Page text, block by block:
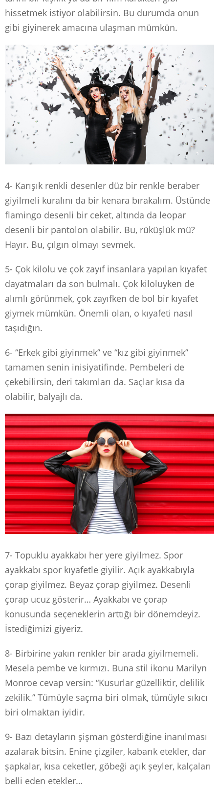
hissetmek istiyor olabilirsin. Bu durumda onun
gibi giyinerek amacına ulaşman mümkün.
4- Karışık renkli desenler düz bir renkle beraber
giyilmeli kuralını da bir kenara bırakalım. Üstünde
flamingo desenli bir ceket, altında da leopar
desenli bir pantolon olabilir. Bu, rüküşlük mü?
Hayır. Bu, çılgın olmayı sevmek.
5- Çok kilolu ve çok zayıf insanlara yapılan kıyafet
dayatmaları da son bulmalı. Çok kiloluyken de
alımlı görünmek, çok zayıfken de bol bir kıyafet
giymek mümkün. Önemli olan, o kıyafeti nasıl
taşıdığın.
6- “Erkek gibi giyinmek” ve “kız gibi giyinmek”
tamamen senin inisiyatifinde. Pembeleri de
çekebilirsin, deri takımları da. Saçlar kısa da
olabilir, balyajlı da.
7- Topuklu ayakkabı her yere giyilmez. Spor
ayakkabı spor kıyafetle giyilir. Açık ayakkabıyla
çorap giyilmez. Beyaz çorap giyilmez. Desenli
çorap ucuz gösterir… Ayakkabı ve çorap
konusunda seçeneklerin arttığı bir dönemdeyiz.
İstediğimizi giyeriz.
8- Birbirine yakın renkler bir arada giyilmemeli.
Mesela pembe ve kırmızı. Buna stil ikonu Marilyn
Monroe cevap versin: “Kusurlar güzelliktir, delilik
zekilik.” Tümüyle saçma biri olmak, tümüyle sıkıcı
biri olmaktan iyidir.
9- Bazı detayların şişman gösterdiğine inanılması
azalarak bitsin. Enine çizgiler, kabarık etekler, dar
şapkalar, kısa ceketler, göbeği açık şeyler, kalçaları
belli eden etekler…